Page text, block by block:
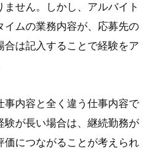
ません。しかし、アルバイト
イムの業務内容が、応募先の
合は記入することで経験をア
事内容と全く違う仕事内容で
験が長い場合は、継続勤務が
価につながることが考えられ